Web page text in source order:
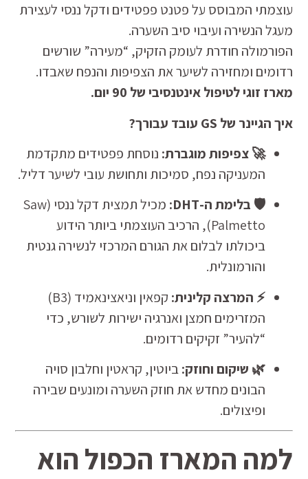
עוצמתי המבוסס על פטנט פפטידים ודקל ננסי לעצירת
מעגל הנשירה ועיבוי סיב השערה.
הפורמולה חודרת לעומק הזקיק, “מעירה” שורשים
רדומים ומחזירה לשיער את הצפיפות והנפח שאבדו.
מארז זוגי לטיפול אינטנסיבי של 90 יום.
איך הגיינר של GS עובד עבורך?
🚀 צפיפות מוגברת: נוסחת פפטידים מתקדמת
המעניקה נפח, סמיכות ותחושת עובי לשיער דליל.
🛡️ בלימת ה-DHT:
מכיל תמצית דקל ננסי (Saw
Palmetto), הרכיב העוצמתי ביותר הידוע
ביכולתו לבלום את הגורם המרכזי לנשירה גנטית
והורמונלית.
⚡ המרצה קלינית:
קפאין וניאצינאמיד (B3)
המזרימים חמצן ואנרגיה ישירות לשורש, כדי
“להעיר” זקיקים רדומים.
🌿 שיקום וחוזק:ביוטין, קראטין וחלבון סויה
הבונים מחדש את חוזק השערה ומונעים שבירה
ופיצולים.
למה המארז הכפול הוא